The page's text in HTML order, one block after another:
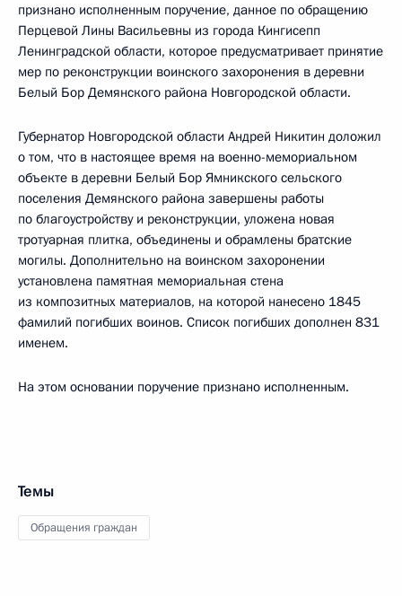
признано исполненным поручение, данное по обращению
Перцевой Лины Васильевны из города Кингисепп
Ленинградской области, которое предусматривает принятие
мер по реконструкции воинского захоронения в деревни
Белый Бор Демянского района Новгородской области.
Губернатор Новгородской области Андрей Никитин доложил
о том, что в настоящее время на военно-мемориальном
объекте в деревни Белый Бор Ямникского сельского
поселения Демянского района завершены работы
по благоустройству и реконструкции, уложена новая
тротуарная плитка, объединены и обрамлены братские
могилы. Дополнительно на воинском захоронении
установлена памятная мемориальная стена
из композитных материалов, на которой нанесено 1845
фамилий погибших воинов. Список погибших дополнен 831
именем.
На этом основании поручение признано исполненным.
Темы
Обращения граждан